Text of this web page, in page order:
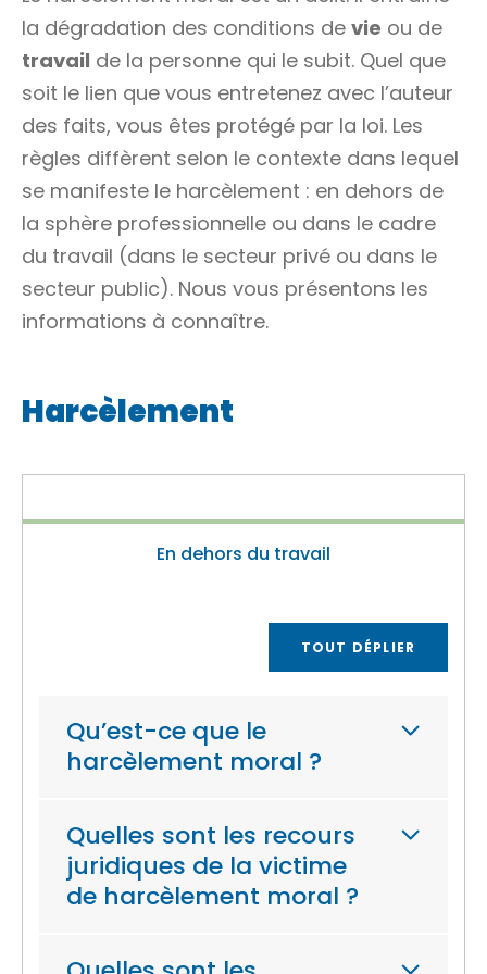
la dégradation des conditions de vie ou de
travail de la personne qui le subit. Quel que
soit le lien que vous entretenez avec l’auteur
des faits, vous êtes protégé par la loi. Les
règles diffèrent selon le contexte dans lequel
se manifeste le harcèlement : en dehors de
la sphère professionnelle ou dans le cadre
du travail (dans le secteur privé ou dans le
secteur public). Nous vous présentons les
informations à connaître.
Harcèlement
En dehors du travail
TOUT DÉPLIER
Qu’est-ce que le
harcèlement moral ?
Quelles sont les recours
juridiques de la victime
de harcèlement moral ?